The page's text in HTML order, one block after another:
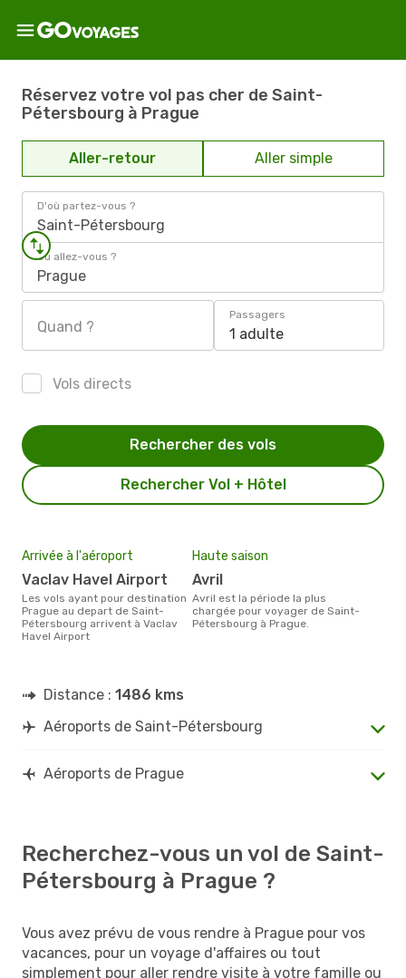
Réservez votre vol pas cher de Saint-
Pétersbourg à Prague
Aller-retour Aller simple
D'où partez-vous ?
Saint-Pétersbourg
Où allez-vous ?
Prague
Quand ?
Passagers
1 adulte
Vols directs
Rechercher Vol + Hôtel
Rechercher des vols
Arrivée à l'aéroport
Vaclav Havel Airport
Les vols ayant pour destination
Prague au depart de Saint-
Pétersbourg arrivent à Vaclav
Havel Airport
Haute saison
avril
avril est la période la plus
chargée pour voyager de Saint-
Pétersbourg à Prague.
Distance : 1486 kms
Aéroports de Saint-Pétersbourg
Aéroports de Prague
Recherchez-vous un vol de Saint-
Pétersbourg à Prague ?
Vous avez prévu de vous rendre à Prague pour vos
vacances, pour un voyage d'affaires ou tout
simplement pour aller rendre visite à votre famille ou